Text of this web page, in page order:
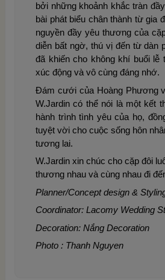
bởi những khoảnh khắc tràn
bài phát biểu chân thành từ gia
nguyền đầy yêu thương của
diễn bất ngờ, thú vị đến từ dàn
đã khiến cho không khí buổi lễ
xúc động và vô cùng đáng nhớ.
Đám cưới của Hoàng Phương
W.Jardin có thể nói là một kết
hành trình tình yêu của họ,
tuyệt vời cho cuộc sống hôn
tương lai.
W.Jardin xin chúc cho cặp đôi
thương nhau và cùng nhau đi
Planner/Concept design &
Coordinator: Lacomy Wedding
Decoration: Nắng Decoration
Photo : Thanh Nguyen